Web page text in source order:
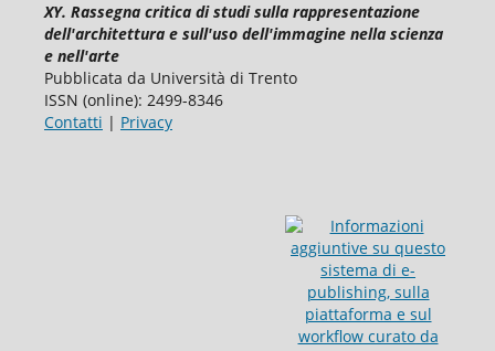
XY. Rassegna critica di studi sulla rappresentazione
dell'architettura e sull'uso dell'immagine nella scienza
e nell'arte
Pubblicata da Università di Trento
ISSN (online): 2499-8346
Contatti | Privacy